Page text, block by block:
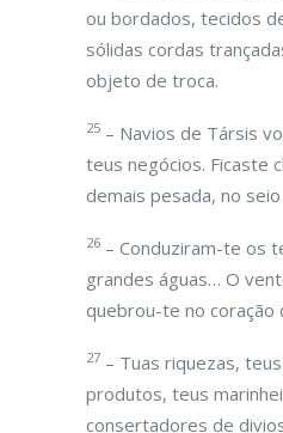
ou bordados, tecidos
sólidas cordas
objeto de troca.
25 – Navios de Társis
teus negócios. Ficaste
demais pesada, no
26 – Conduziram-te os
grandes águas… O
quebrou-te no coração
27 – Tuas riquezas,
produtos, teus
consertadores de